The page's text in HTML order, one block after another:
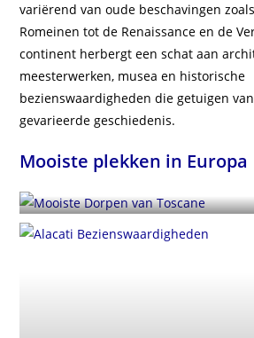
variërend van oude beschavingen
Romeinen tot de Renaissance en de
continent herbergt een schat aan
meesterwerken, musea en historische
bezienswaardigheden die getuigen
gevarieerde geschiedenis.
Mooiste plekken in Europa
14 Mooiste